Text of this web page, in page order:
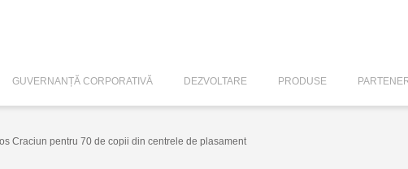
GUVERNANȚĂ CORPORATIVĂ DEZVOLTARE PRODUSE
Craciun pentru 70 de copii din centrele de plasament